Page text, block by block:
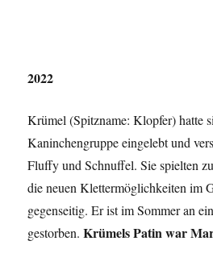
2022
Krümel (Spitzname: Klopfer) hatte
Kaninchengruppe eingelebt und
Fluffy und Schnuffel. Sie spielten
die neuen Klettermöglichkeiten im
gegenseitig. Er ist im Sommer an
gestorben.Krümels Patin war